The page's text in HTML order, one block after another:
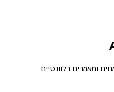
ומאמרים רלוונטיים